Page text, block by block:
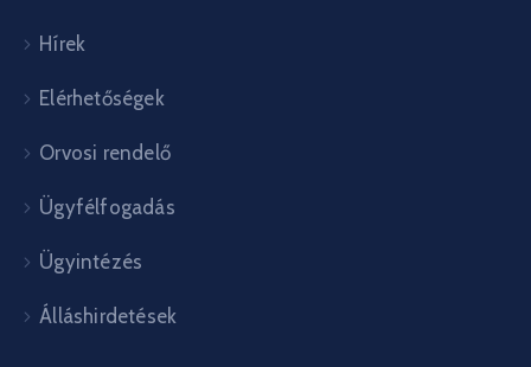
Hírek
Elérhetőségek
Orvosi rendelő
Ügyfélfogadás
Ügyintézés
Álláshirdetések